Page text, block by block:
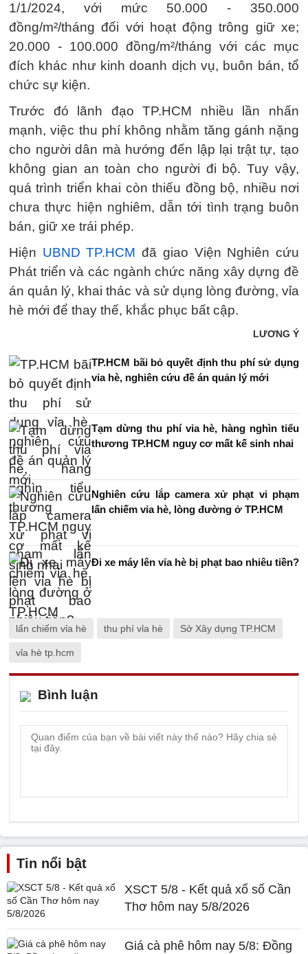
1/1/2024, với mức 50.000 - 350.000
đồng/m²/tháng đối với hoạt động trông giữ xe;
20.000 - 100.000 đồng/m²/tháng với các mục
đích khác như kinh doanh dịch vụ, buôn bán, tổ
chức sự kiện.
Trước đó lãnh đạo TP.HCM nhiều lần nhấn
mạnh, việc thu phí không nhằm tăng gánh nặng
cho người dân mà hướng đến lập lại trật tự, tạo
không gian an toàn cho người đi bộ. Tuy vậy,
quá trình triển khai còn thiếu đồng bộ, nhiều nơi
chưa thực hiện nghiêm, dẫn tới tình trạng buôn
bán, giữ xe trái phép.
Hiện UBND TP.HCM đã giao Viện Nghiên cứu
Phát triển và các ngành chức năng xây dựng đề
án quản lý, khai thác và sử dụng lòng đường, vỉa
hè mới để thay thế, khắc phục bất cập.
LƯƠNG Ý
TP.HCM bãi bỏ quyết định thu phí sử dụng
vỉa hè, nghiên cứu đề án quản lý mới
Tạm dừng thu phí vỉa hè, hàng nghìn tiểu
thương TP.HCM nguy cơ mất kế sinh nhai
Nghiên cứu lắp camera xử phạt vi phạm
lấn chiếm vỉa hè, lòng đường ở TP.HCM
Đi xe máy lên vỉa hè bị phạt bao nhiêu tiền?
lấn chiếm vỉa hè thu phí vỉa hè Sở Xây dựng TP.HCM
vỉa hè tp.hcm
Bình luận
Tin nổi bật
XSCT 5/8 - Kết quả xổ số Cần
Thơ hôm nay 5/8/2026
Giá cà phê hôm nay 5/8: Đồng